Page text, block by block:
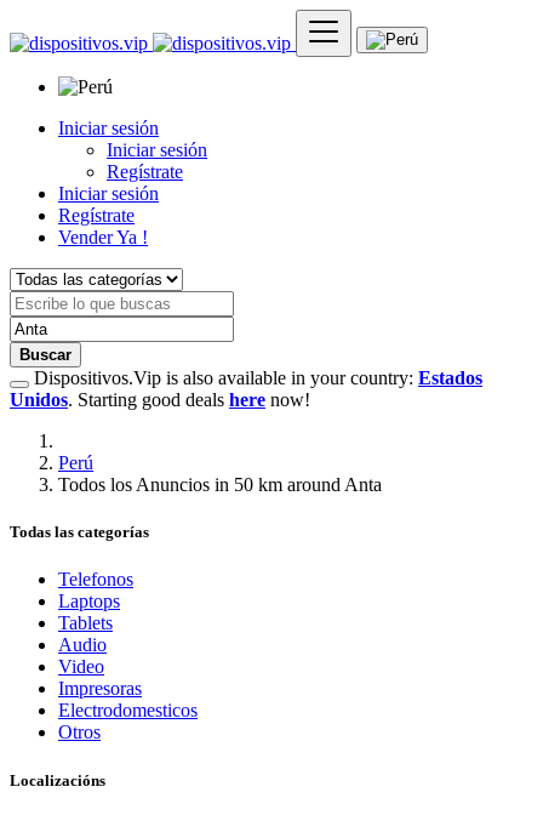
Iniciar sesión
Iniciar sesión
Regístrate
Iniciar sesión
Regístrate
Vender Ya !
Buscar
Dispositivos.Vip is also available in your country: Estados
Unidos. Starting good deals here now!
Perú
Todos los Anuncios in 50 km around Anta
Todas las categorías
Telefonos
Laptops
Tablets
Audio
Video
Impresoras
Electrodomesticos
Otros
Localizacións